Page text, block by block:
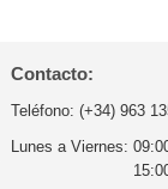
Contacto:
Teléfono: (+34) 963
Lunes a Viernes: